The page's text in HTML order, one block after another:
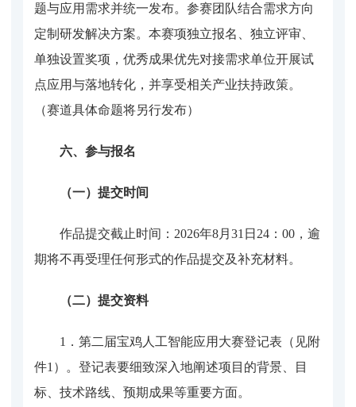
题与应用需求并统一发布。参赛团队结合需求方向
定制研发解决方案。本赛项独立报名、独立评审、
单独设置奖项，优秀成果优先对接需求单位开展试
点应用与落地转化，并享受相关产业扶持政策。
（赛道具体命题将另行发布）
六、 参与报名
（一）提交时间
作品提交截止时间： 2026年8月31日24：00，逾
期将不再受理任何形式的作品提交及补充材料。
（二）提交资料
1．第二届宝鸡人工智能应用大赛登记表（见附
件1）。登记表要细致深入地阐述项目的背景、目
标、技术路线、预期成果等重要方面。